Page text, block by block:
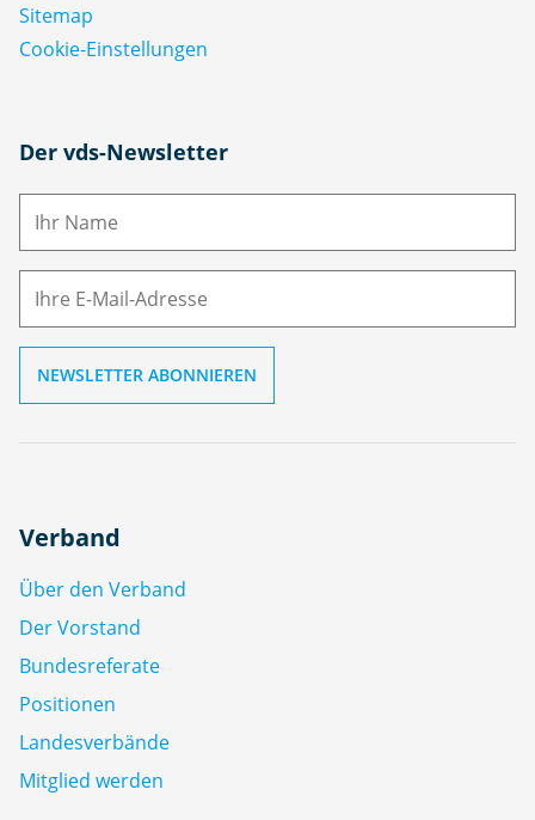
Sitemap
Cookie-Einstellungen
Der vds-Newsletter
N
M
Verband
Über den Verband
Der Vorstand
Bundesreferate
Positionen
Landesverbände
Mitglied werden